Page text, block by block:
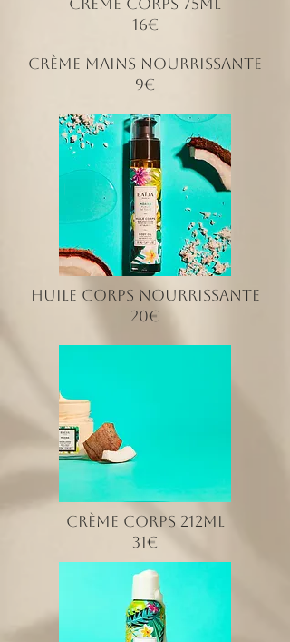
CRème corps 75ml
16€
CRÈME MAINS NOURRISSANTE
9€
huile corps NOURRISSANTE
20€
crème corps 212ml
31€